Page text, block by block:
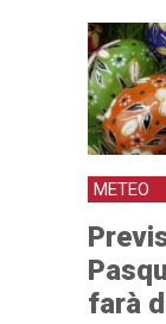
METEO
farà